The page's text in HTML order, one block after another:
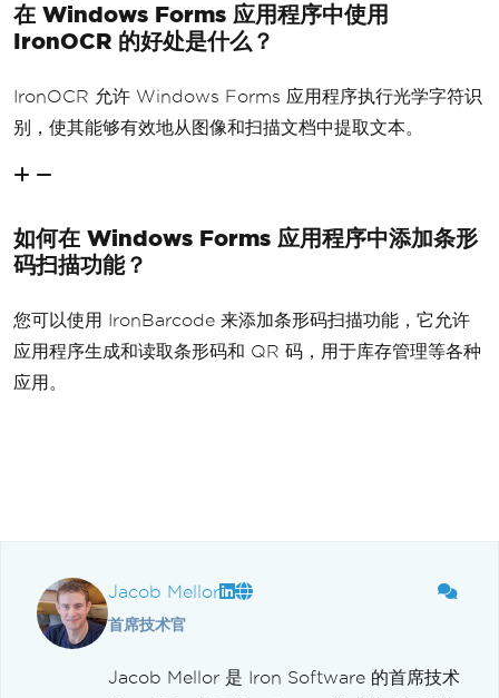
在 Windows Forms 应用程序中使用
IronOCR 的好处是什么？
IronOCR 允许 Windows Forms 应用程序执行光学字符识
别，使其能够有效地从图像和扫描文档中提取文本。
如何在 Windows Forms 应用程序中添加条形
码扫描功能？
您可以使用 IronBarcode 来添加条形码扫描功能，它允许
应用程序生成和读取条形码和 QR 码，用于库存管理等各种
应用。
Jacob Mellor
首席技术官
Jacob Mellor 是 Iron Software 的首席技术